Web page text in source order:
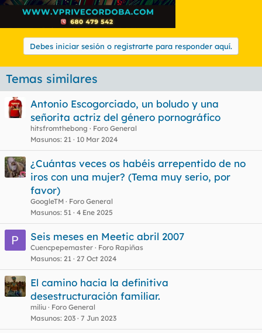
Debes iniciar sesión o registrarte para responder aquí.
Temas similares
Antonio Escogorciado, un boludo y una
señorita actriz del género pornográfico
hitsfromthebong
Foro General
Masunos 21 10 Mar 2024
¿Cuántas veces os habéis arrepentido de no
iros con una mujer? (Tema muy serio, por
favor)
GoogleTM
Foro General
Masunos 51 4 Ene 2025
Seis meses en Meetic abril 2007
Cuencpepemaster
Foro Rapiñas
Masunos 21 27 Oct 2024
El camino hacia la definitiva
desestructuración familiar.
miliu
Foro General
Masunos 203 7 Jun 2023